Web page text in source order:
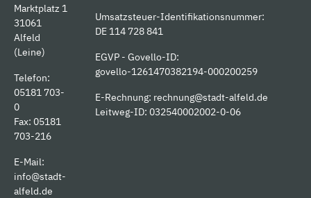
Marktplatz 1
31061
Alfeld
(Leine)
Telefon:
05181 703-
0
Fax: 05181
703-216
E-Mail:
info@stadt-
alfeld.de
Umsatzsteuer-Identifikationsnummer:
DE 114 728 841
EGVP - Govello-ID:
govello-1261470382194-000200259
E-Rechnung: rechnung@stadt-alfeld.de
Leitweg-ID: 032540002002-0-06